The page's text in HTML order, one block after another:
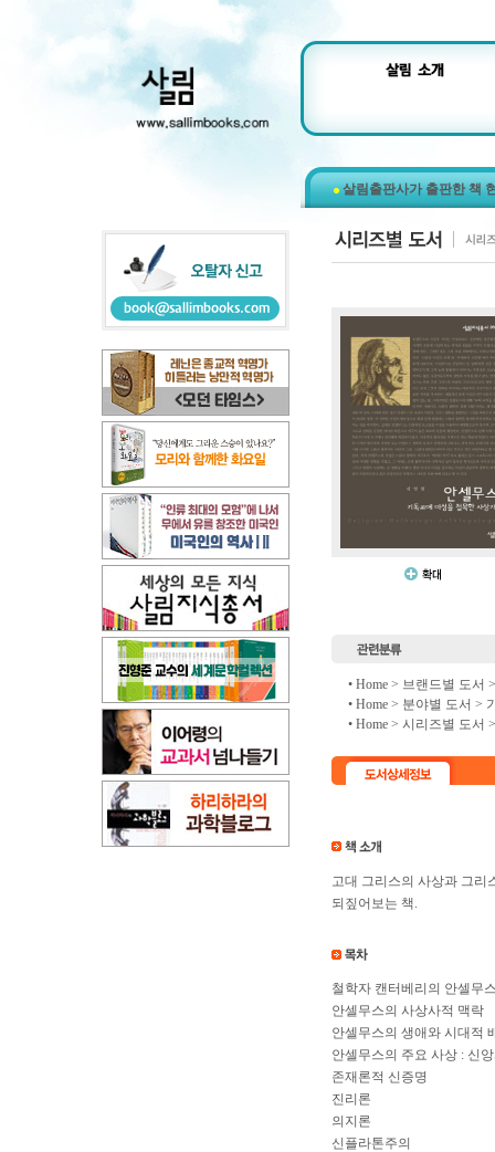
살림출판사가 출판한 책
• Home > 브랜드별 도서
• Home > 분야별 도서 >
• Home > 시리즈별 도서
고대 그리스의 사상과 그리
되짚어보는 책.
철학자 캔터베리의 안셀무
안셀무스의 사상사적 맥락
안셀무스의 생애와 시대적
안셀무스의 주요 사상 : 신
존재론적 신증명
진리론
의지론
신플라톤주의